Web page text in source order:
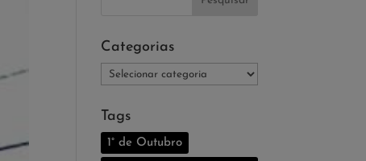
Categorias
Categorias
Tags
1° de Outubro